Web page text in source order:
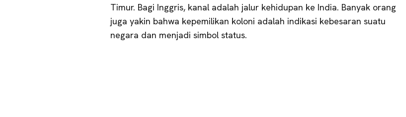
Timur. Bagi Inggris, kanal adalah jalur kehidupan ke India. Banyak orang
juga yakin bahwa kepemilikan koloni adalah indikasi kebesaran suatu
negara dan menjadi simbol status.